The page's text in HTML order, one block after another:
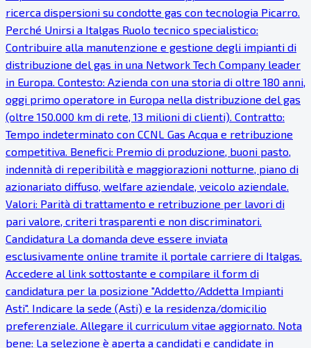
ricerca dispersioni su condotte gas con tecnologia Picarro.
Perché Unirsi a Italgas Ruolo tecnico specialistico:
Contribuire alla manutenzione e gestione degli impianti di
distribuzione del gas in una Network Tech Company leader
in Europa. Contesto: Azienda con una storia di oltre 180 anni,
oggi primo operatore in Europa nella distribuzione del gas
(oltre 150.000 km di rete, 13 milioni di clienti). Contratto:
Tempo indeterminato con CCNL Gas Acqua e retribuzione
competitiva. Benefici: Premio di produzione, buoni pasto,
indennità di reperibilità e maggiorazioni notturne, piano di
azionariato diffuso, welfare aziendale, veicolo aziendale.
Valori: Parità di trattamento e retribuzione per lavori di
pari valore, criteri trasparenti e non discriminatori.
Candidatura La domanda deve essere inviata
esclusivamente online tramite il portale carriere di Italgas.
Accedere al link sottostante e compilare il form di
candidatura per la posizione "Addetto/Addetta Impianti
Asti". Indicare la sede (Asti) e la residenza/domicilio
preferenziale. Allegare il curriculum vitae aggiornato. Nota
bene: La selezione è aperta a candidati e candidate in